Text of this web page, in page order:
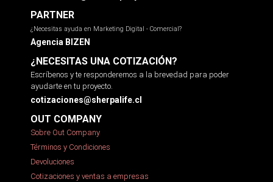
PARTNER
¿Necesitas ayuda en Marketing Digital - Comercial?
Agencia BIZEN
¿NECESITAS UNA COTIZACIÓN?
Escríbenos y te responderemos a la brevedad para poder
ayudarte en tu proyecto.
cotizaciones@sherpalife.cl
OUT COMPANY
Sobre Out Company
Términos y Condiciones
Devoluciones
Cotizaciones y ventas a empresas